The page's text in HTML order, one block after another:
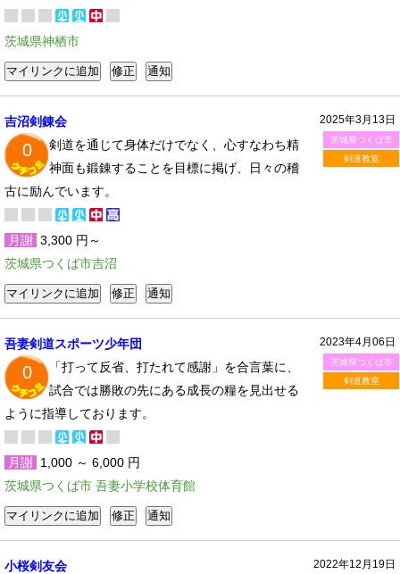
茨城県神栖市
2025年3月13日
茨城県つくば市
剣道教室
吉沼剣錬会
0
剣道を通じて身体だけでなく、心すなわち精
神面も鍛錬することを目標に掲げ、日々の稽
古に励んでいます。
月謝 3,300 円～
茨城県つくば市吉沼
2023年4月06日
茨城県つくば市
剣道教室
吾妻剣道スポーツ少年団
0
「打って反省、打たれて感謝」を合言葉に、
試合では勝敗の先にある成長の糧を見出せる
ように指導しております。
月謝 1,000 ～ 6,000 円
茨城県つくば市 吾妻小学校体育館
2022年12月19日
小桜剣友会